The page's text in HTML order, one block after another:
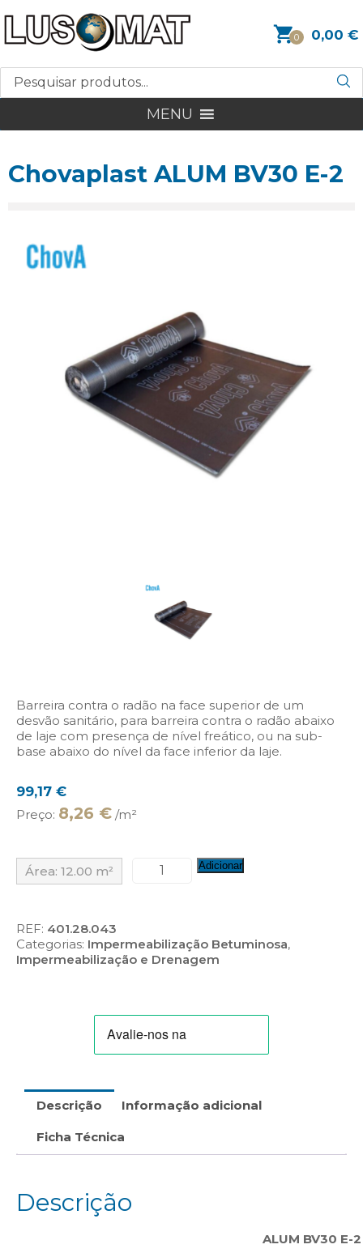
0 0,00 €
MENU
Chovaplast ALUM BV30 E-2
Barreira contra o radão na face superior de um
desvão sanitário, para barreira contra o radão abaixo
de laje com presença de nível freático, ou na sub-
base abaixo do nível da face inferior da laje.
99,17 €
Preço: 8,26 € /m²
Área: 12.00 m²
Quantidade
E-
2
Adicionar
REF: 401.28.043
Categorias: Impermeabilização Betuminosa,
Impermeabilização e Drenagem
Descrição Informação adicional
Ficha Técnica
Descrição
ALUM BV30 E-2